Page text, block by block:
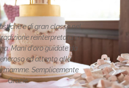
Le creazioni sono fantastiche
uniche..raffinate
per la vostra pagina,piena di
Maria Teresa Masela
da Facebook